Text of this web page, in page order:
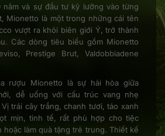
năm và sự đầu tư kỹ lưỡng vào từng
Mionetto là một trong những cái tên
vượt ra khỏi biên giới Ý, trở thành
Các dòng tiêu biểu gồm Mionetto
Prestige Brut, Valdobbiadene
rượu Mionetto là sự hài hòa giữa
dễ uống với cấu trúc vang nhẹ
trái cây trắng, chanh tươi, táo xanh
mịn, tinh tế, rất phù hợp cho tiệc
hoặc làm quà tặng trẻ trung. Thiết kế